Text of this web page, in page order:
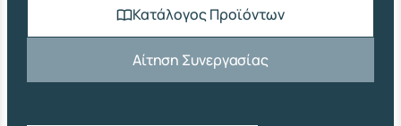
Ρ
Χ
Κατάλογος Προϊόντων
Αίτηση Συνεργασίας